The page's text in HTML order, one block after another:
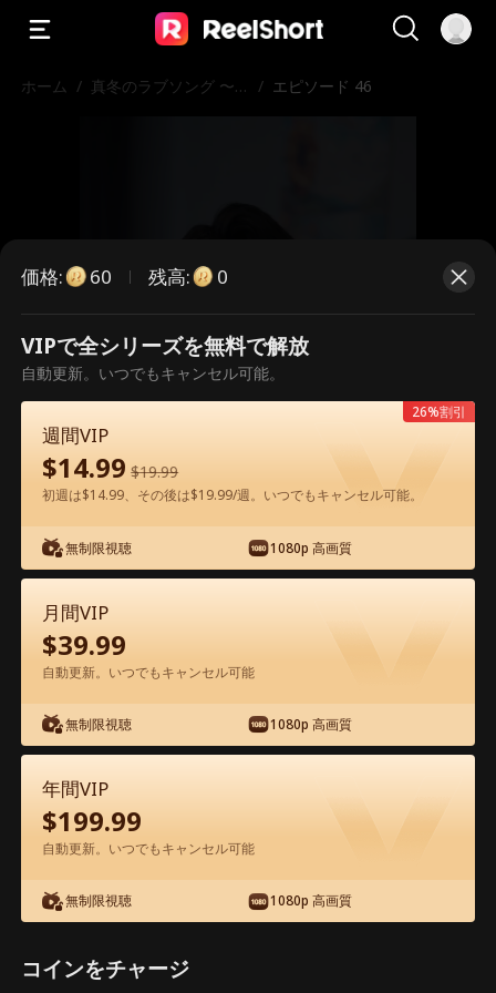
ホーム / 真冬のラブソング 〜
/ エピソード 46
こちらは有料のエピソードです。視
聴いただくには解放が必要です。
60今すぐ解放
アプリ内で無料視聴可能
エピソード46 - 真冬のラブソング 〜ホ
テルの恋〜 映画フル
46 47 48 49 50
価格: 60 残高: 0
VIPで全シリーズを無料で解放
自動更新。いつでもキャンセル可能。
週間VIP
$14.99 $19.99
初週は$14.99、その後は$19.99/週。いつでもキャンセル可能。
無制限視聴 1080p 高画質
26%割引
月間VIP
$39.99
自動更新。いつでもキャンセル可能
無制限視聴 1080p 高画質
年間VIP
$199.99
自動更新。いつでもキャンセル可能
無制限視聴 1080p 高画質
コインをチャージ